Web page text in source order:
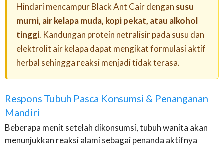
Hindari mencampur Black Ant Cair dengan susu
murni, air kelapa muda, kopi pekat, atau alkohol
tinggi. Kandungan protein netralisir pada susu dan
elektrolit air kelapa dapat mengikat formulasi aktif
herbal sehingga reaksi menjadi tidak terasa.
Respons Tubuh Pasca Konsumsi & Penanganan
Mandiri
Beberapa menit setelah dikonsumsi, tubuh wanita akan
menunjukkan reaksi alami sebagai penanda aktifnya